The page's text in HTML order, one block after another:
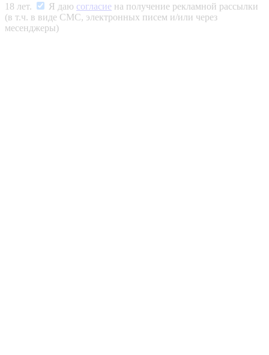
18 лет.
Я даю согласие на получение рекламной рассылки
(в т.ч. в виде СМС, электронных писем и/или через
месенджеры)